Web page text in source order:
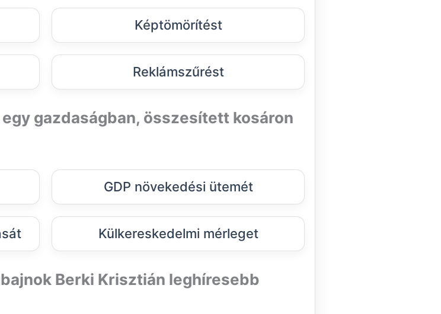
Képtömörítést
Reklámszűrést
gazdaságban, összesített kosáron
GDP növekedési ütemét
Külkereskedelmi mérleget
Berki Krisztián leghíresebb